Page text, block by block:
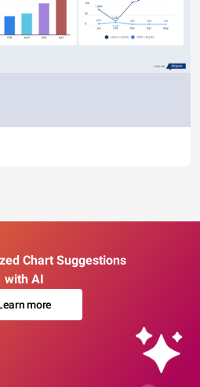
Chart Suggestions
with AI
more